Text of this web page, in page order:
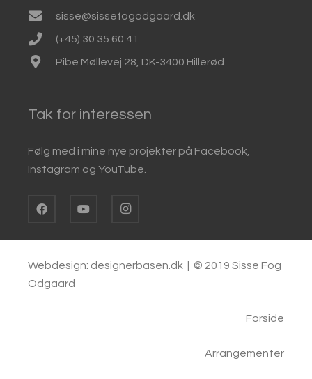
sisse@sissefogodgaard.dk
(+45) 30 35 60 41
Pibe Møllevej 28, DK-3400 Hillerød
Tak for interessen
Følg med i mine nye projekter på Facebook,
Instagram og YouTube.
Webdesign: designerbasen.dk | © 2019 Sisse Fog
Odgaard
Forside
Arrangementer